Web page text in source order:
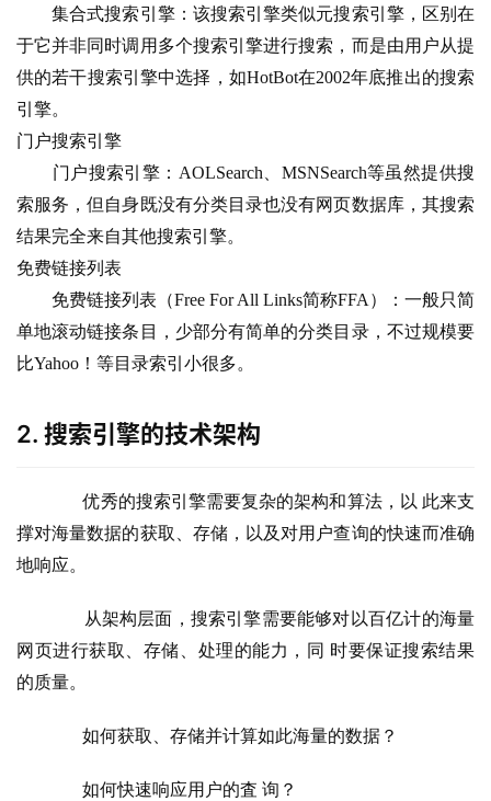
集合式搜索引擎：该搜索引擎类似元搜索引擎，区别在
于它并非同时调用多个搜索引擎进行搜索，而是由用户从提
供的若干搜索引擎中选择，如HotBot在2002年底推出的搜索
引擎。
门户搜索引擎
门户搜索引擎：AOLSearch、MSNSearch等虽然提供搜
索服务，但自身既没有分类目录也没有网页数据库，其搜索
结果完全来自其他搜索引擎。
免费链接列表
免费链接列表（Free For All Links简称FFA）：一般只简
单地滚动链接条目，少部分有简单的分类目录，不过规模要
比Yahoo！等目录索引小很多。
2. 搜索引擎的技术架构
优秀的搜索引擎需要复杂的架构和算法，以 此来支
撑对海量数据的获取、存储，以及对用户查询的快速而准确
地响应。
从架构层面，搜索引擎需要能够对以百亿计的海量
网页进行获取、存储、处理的能力，同 时要保证搜索结果
的质量。
如何获取、存储并计算如此海量的数据？
如何快速响应用户的査 询？